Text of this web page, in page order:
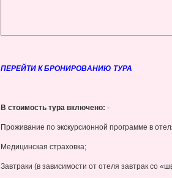
ПЕРЕЙТИ К БРОНИРОВАНИЮ ТУРА
В стоимость тура включено: -
Проживание по экскурсионной программе в
Медицинская страховка;
Завтраки (в зависимости от отеля завтрак со